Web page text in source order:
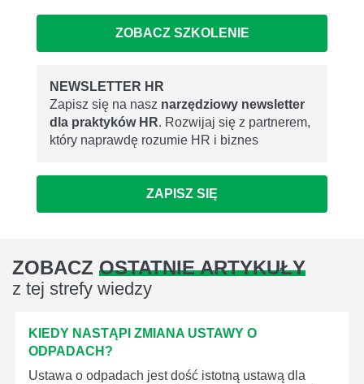
ZOBACZ SZKOLENIE
NEWSLETTER HR
Zapisz się na nasz narzędziowy newsletter
dla praktyków HR. Rozwijaj się z partnerem,
który naprawdę rozumie HR i biznes
ZAPISZ SIĘ
ZOBACZ OSTATNIE ARTYKUŁY
z tej strefy wiedzy
KIEDY NASTĄPI ZMIANA USTAWY O
ODPADACH?
Ustawa o odpadach jest dość istotną ustawą dla